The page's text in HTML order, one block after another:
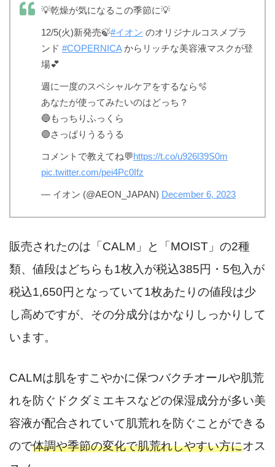
💡乾燥が気になるこの季節に💡
12/5(火)新発売🍃#イオン のオリジナルコスメブラ
ンド #COPERNICAからリッチな美容液マスクが登
場💕
週に一度のスペシャルケアをするなら🫧
あなたが使ってみたいのはどっち？
🔵もっちりふっくら
🟢さっぱりうるうる
コメントで教えてね💬https://t.co/u926l39S0m
pic.twitter.com/pei4Pc0Ifz
— イオン (@AEON_JAPAN) December 6, 2023
販売されたのは「CALM」と「MOIST」の2種
類、値段はどちらも1枚入が税込385円・5包入が
税込1,650円となっていて1枚あたりの値段は少
し高めですが、その分成分はかなりしっかりして
います。
CALMは肌をすこやかに保つバクチオールや肌荒
れを防ぐドクダミエキスなどの保湿成分が多い美
容液が配合されていて肌荒れを防ぐことができる
ので体調や季節の変化で肌荒れしやすい方にオス